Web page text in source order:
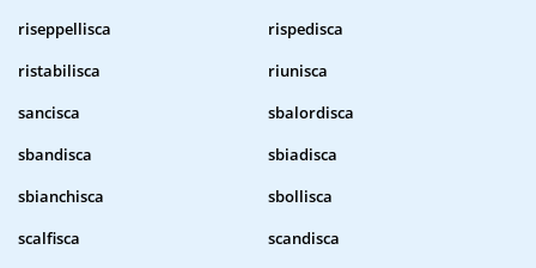
riseppellisca
rispedisca
ristabilisca
riunisca
sancisca
sbalordisca
sbandisca
sbiadisca
sbianchisca
sbollisca
scalfisca
scandisca